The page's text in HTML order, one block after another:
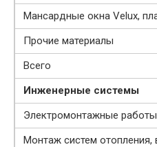
Мансардные окна Velux,
Прочие материалы
Всего
Инженерные системы
Электромонтажные работы
Монтаж систем